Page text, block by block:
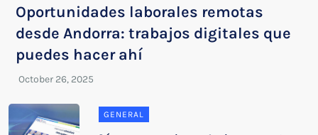
Oportunidades laborales remotas
desde Andorra: trabajos digitales que
puedes hacer ahí
GENERAL